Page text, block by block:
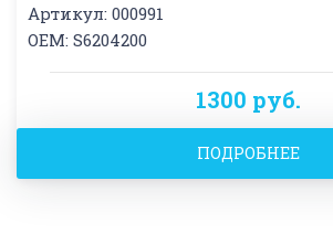
Артикул: 000991
OEM: S6204200
1300 руб.
ПОДРОБНЕЕ